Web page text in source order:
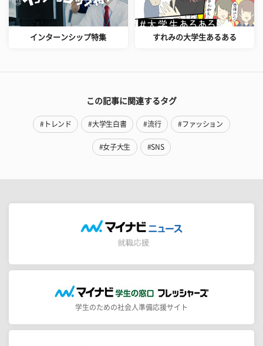
インターンシップ特集 すれみの大学生あるある
この記事に関連するタグ
#トレンド #大学生白書 #流行 #ファッション
#女子大生 #SNS
学生のための社会人準備応援サイト